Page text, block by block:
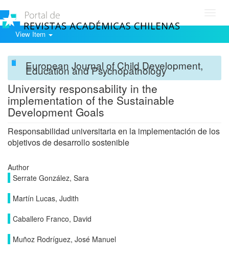
View Item
European Journal of Child Development,
Education and Psychopathology
University responsability in the
implementation of the Sustainable
Development Goals
Responsabilidad universitaria en la implementación de los
objetivos de desarrollo sostenible
Author
Serrate González, Sara
Martín Lucas, Judith
Caballero Franco, David
Muñoz Rodríguez, José Manuel